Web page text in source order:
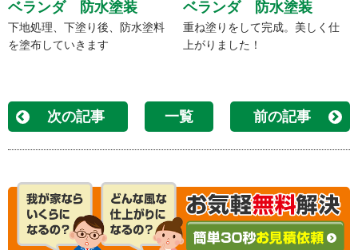
ベランダ 防水塗装
下地処理、下塗り後、防水塗料
を塗布していきます
ベランダ 防水塗装
重ね塗りをして完成。美しく仕
上がりました！
次の記事 一覧 前の記事